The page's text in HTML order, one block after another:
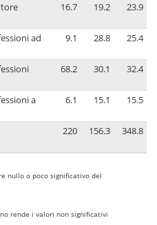
16.7 19.2 23.9
ad
9.1 28.8 25.4
68.2 30.1 32.4
a
6.1 15.1 15.5
220 156.3 348.8
nullo o poco significativo del
rende i valori non significativi